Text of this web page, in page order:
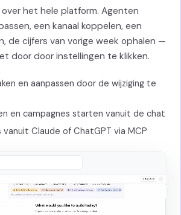
over het hele platform. Agenten
een kanaal koppelen, een
de cijfers van vorige week ophalen —
door door instellingen te klikken.
en aanpassen door de wijziging te
en campagnes starten vanuit de chat
Claude of ChatGPT via MCP